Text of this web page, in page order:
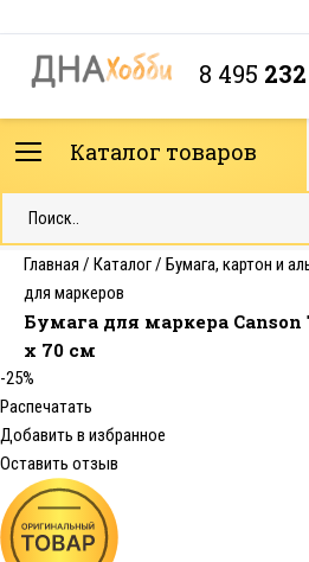
8 495
Каталог товаров
Главная / Каталог/ Бумага, картон и
для маркеров
Бумага для маркера
х 70 см
-25%
Распечатать
Добавить в избранное
Оставить отзыв